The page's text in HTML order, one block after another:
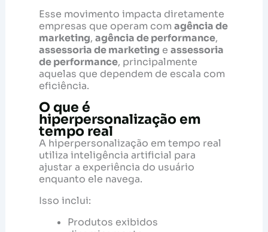
Esse movimento impacta diretamente
empresas que operam com agência de
marketing, agência de performance,
assessoria de marketing e assessoria
de performance, principalmente
aquelas que dependem de escala com
eficiência.
O que é
hiperpersonalização em
tempo real
A hiperpersonalização em tempo real
utiliza inteligência artificial para
ajustar a experiência do usuário
enquanto ele navega.
Isso inclui:
Produtos exibidos